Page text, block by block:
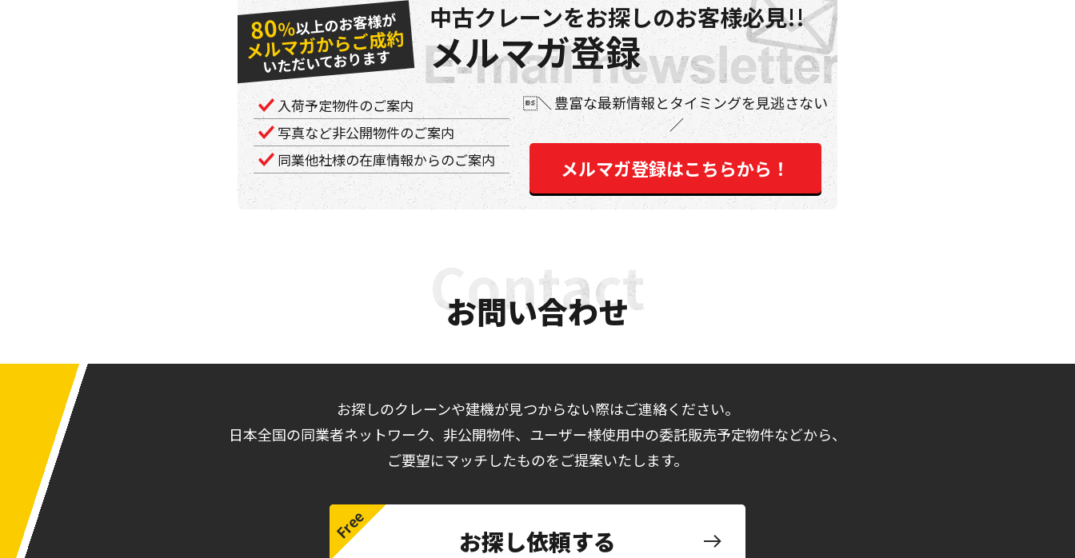
80％以上のお客様が
メルマガからご成約
いただいております
中古クレーンをお探しのお客様必見!!
メルマガ登録
入荷予定物件のご案内
写真など非公開物件のご案内
同業他社様の在庫情報からのご案内
豊富な最新情報とタイミングを見逃さない
メルマガ登録はこちらから！
お問い合わせ
お探しのクレーンや建機が見つからない際はご連絡ください。
日本全国の同業者ネットワーク、非公開物件、ユーザー様使用中の委託販売予定物件などから、
ご要望にマッチしたものをご提案いたします。
お探し依頼する